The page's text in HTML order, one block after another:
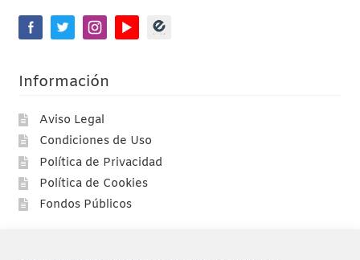
Información
Aviso Legal
Condiciones de Uso
Política de Privacidad
Política de Cookies
Fondos Públicos